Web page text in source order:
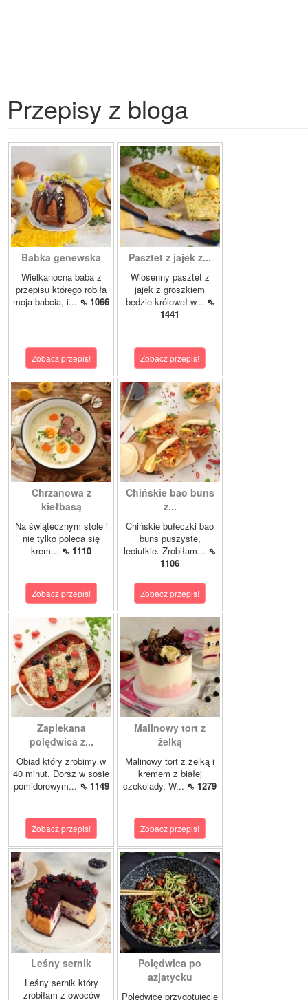
Przepisy z bloga
Babka genewska
Wielkanocna baba z
przepisu którego robiła
moja babcia, i... ⇖ 1066
Zobacz przepis!
Pasztet z jajek z...
Wiosenny pasztet z
jajek z groszkiem
będzie królował w... ⇖
1441
Zobacz przepis!
Chrzanowa z
kiełbasą
Na świątecznym stole i
nie tylko poleca się
krem... ⇖ 1110
Zobacz przepis!
Chińskie bao buns
z...
Chińskie bułeczki bao
buns puszyste,
leciutkie. Zrobiłam... ⇖
1106
Zobacz przepis!
Zapiekana
polędwica z...
Obiad który zrobimy w
40 minut. Dorsz w sosie
pomidorowym... ⇖ 1149
Zobacz przepis!
Malinowy tort z
żelką
Malinowy tort z żelką i
kremem z białej
czekolady. W... ⇖ 1279
Zobacz przepis!
Leśny sernik
Leśny sernik który
zrobiłam z owoców
Polędwica po
azjatycku
Polędwicę przygotujecie